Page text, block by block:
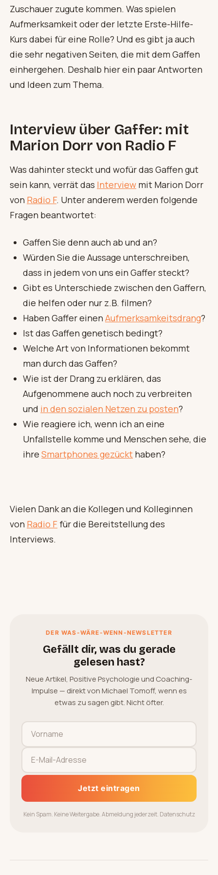
Zuschauer zugute kommen. Was spielen
Aufmerksamkeit oder der letzte Erste-Hilfe-
Kurs dabei für eine Rolle? Und es gibt ja auch
die sehr negativen Seiten, die mit dem Gaffen
einhergehen. Deshalb hier ein paar Antworten
und Ideen zum Thema.
Interviewüber Gaffer: mit
Marion Dorr von Radio F
Was dahinter steckt und wofür das Gaffen gut
sein kann, verrät das Interview mit Marion Dorr
von Radio F. Unter anderem werden folgende
Fragen beantwortet:
Gaffen Sie denn auch ab und an?
Würden Sie die Aussage unterschreiben,
dass in jedem von uns ein Gaffer steckt?
Gibt es Unterschiede zwischen den Gaffern,
die helfen oder nur z.B. filmen?
Haben Gaffer einenAufmerksamkeitsdrang?
Ist das Gaffen genetisch bedingt?
Welche Art von Informationen bekommt
man durch das Gaffen?
Wie ist der Drang zu erklären, das
Aufgenommene auch noch zu verbreiten
und in den sozialen Netzen zu posten?
Wie reagiere ich, wenn ich an eine
Unfallstelle komme und Menschen sehe, die
ihre Smartphones gezückt haben?
Vielen Dank an die Kollegen und Kolleginnen
von Radio F für die Bereitstellung des
Interviews.
DER WAS-WÄRE-WENN-NEWSLETTER
Gefällt dir, was du gerade
gelesen hast?
Neue Artikel, Positive Psychologie und Coaching-
Impulse — direkt von Michael Tomoff, wenn es
etwas zu sagen gibt. Nicht öfter.
Jetzt eintragen
Kein Spam. Keine Weitergabe. Abmeldung jederzeit. Datenschutz